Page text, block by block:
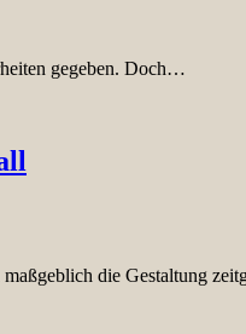
gegeben. Doch…
die Gestaltung